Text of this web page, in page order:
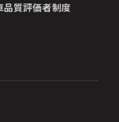
品質評価者制度